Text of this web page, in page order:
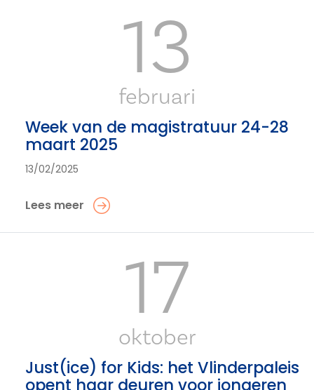
13
februari
Week van de magistratuur 24-28
maart 2025
13/02/2025
Lees meer
17
oktober
Just(ice) for Kids: het Vlinderpaleis
opent haar deuren voor jongeren